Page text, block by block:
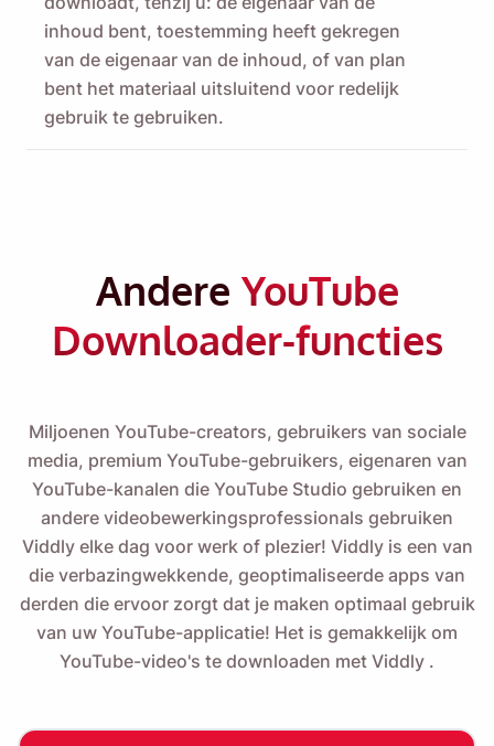
inhoud bent, toestemming heeft gekregen
van de eigenaar van de inhoud, of van plan
bent het materiaal uitsluitend voor redelijk
gebruik te gebruiken.
Andere YouTube
Downloader-functies
Miljoenen YouTube-creators, gebruikers van sociale
media, premium YouTube-gebruikers, eigenaren van
YouTube-kanalen die YouTube Studio gebruiken en
andere videobewerkingsprofessionals gebruiken
Viddly elke dag voor werk of plezier! Viddly is een van
die verbazingwekkende, geoptimaliseerde apps van
derden die ervoor zorgt dat je maken optimaal gebruik
van uw YouTube-applicatie! Het is gemakkelijk om
YouTube-video's te downloaden met Viddly .